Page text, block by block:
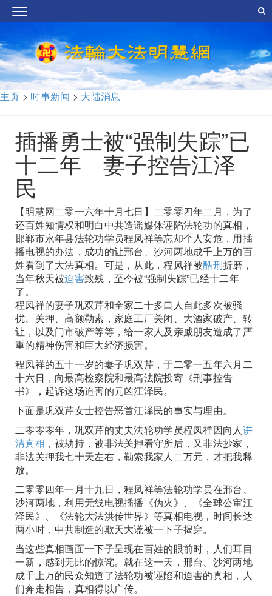
主页 > 时事新闻 > 大陆消息
插播勇士被“强制失踪”已
十二年 妻子控告江泽
民
【明慧网二零一六年十月七日】二零零四年二月，为了
还百姓知情权和明白中共造谣媒体诬陷法轮功的真相，
邯郸市永年县法轮功学员程凤祥等忘却个人安危，用插
播电视的办法，成功的让邢台、沙河两地成千上万的百
姓看到了大法真相。可是，从此，程凤祥被酷刑折磨，
当年秋天被迫害致残，至今被“强制失踪”已经十二年
了。
程凤祥的妻子巩双芹和全家二十多口人自此多次被骚
扰、关押、高额勒索，家庭工厂关闭、大酒家破产、转
让，以及门市破产等等，给一家人及亲戚朋友造成了严
重的精神伤害和巨大经济损害。
程凤祥的五十一岁的妻子巩双芹，于二零一五年六月二
十六日，向最高检察院和最高法院投寄《刑事控告
书》，起诉这场迫害的元凶江泽民。
下面是巩双芹女士控告恶首江泽民的事实与理由。
二零零零年，巩双芹的丈夫法轮功学员程凤祥因向人讲
清真相 ，被劫持，被非法关押看守所后，又非法抄家，
非法关押我七十天左右，勒索我家人二万元，才把我释
放。
二零零四年一月十九日，程凤祥等法轮功学员在邢台、
沙河两地，利用无线电视插播《伪火》、《全球公审江
泽民》、《法轮大法洪传世界》等真相电视，时间长达
两小时，中共制造的欺天大谎被一下子揭穿。
当这些真相画面一下子呈现在百姓的眼前时，人们耳目
一新，感到无比的惊诧。就在这一天，邢台、沙河两地
成千上万的民众知道了法轮功被诬陷和迫害的真相，人
们奔走相告，真相得以广传。